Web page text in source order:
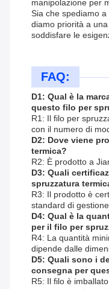
manipolazione per
Sia che spediamo
diamo priorità a
soddisfare le
FAQ:
D1: Qual è la
questo filo per
R1: Il filo per
con il numero di
D2: Dove viene
termica?
R2: È prodotto a
D3: Quali
spruzzatura
R3: Il prodotto è
standard di
D4: Qual è la
per il filo per
R4: La quantità
dipende dalle
D5: Quali sono i
consegna per
R5: Il filo è